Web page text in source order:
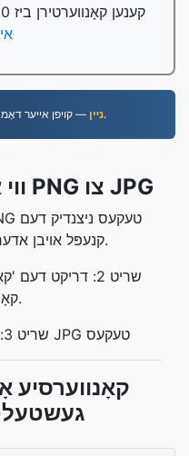
קענען קאָנווערטירן ביז 100 גיגאבייט טעקעס;
נײן— קויפן אייער דאָמאַין פֿון $2/יאָר. אָנליין אין מינוט.
ווי אזוי צו קאָנווערטירן PNG צו JPG
קנעפּל אויבן אדער דורך שלעפּן און פאַלן.
שריט 2: דריקט
קאָנווערסיע.
שריט 3: דאַונלאָוד דיין קאָנווערטעד JPG טעקעס